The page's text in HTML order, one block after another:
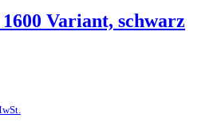
Variant, schwarz